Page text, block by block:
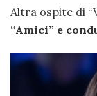
Altra ospite di
“Amici” e